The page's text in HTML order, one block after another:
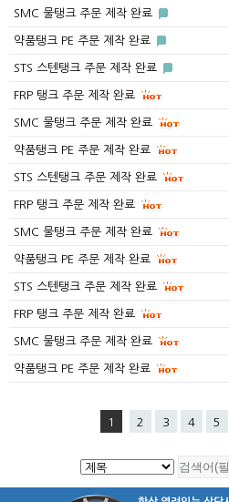
SMC 물탱크 주문 제작 완료
약품탱크 PE 주문 제작 완료
STS 스텐탱크 주문 제작 완료
FRP 탱크 주문 제작 완료
SMC 물탱크 주문 제작 완료
약품탱크 PE 주문 제작 완료
STS 스텐탱크 주문 제작 완료
FRP 탱크 주문 제작 완료
SMC 물탱크 주문 제작 완료
약품탱크 PE 주문 제작 완료
STS 스텐탱크 주문 제작 완료
FRP 탱크 주문 제작 완료
SMC 물탱크 주문 제작 완료
약품탱크 PE 주문 제작 완료
1 2 3 4 5